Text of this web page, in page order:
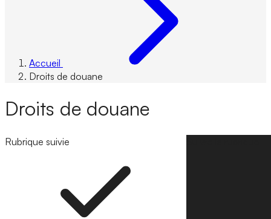
Accueil
Droits de douane
Droits de douane
Rubrique suivie